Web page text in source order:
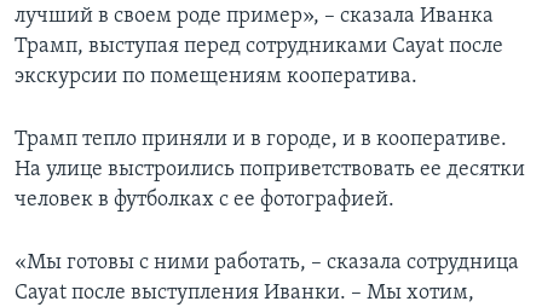
лучший в своем роде пример», – сказала Иванка
Трамп, выступая перед сотрудниками Cayat после
экскурсии по помещениям кооператива.
Трамп тепло приняли и в городе, и в кооперативе.
На улице выстроились поприветствовать ее десятки
человек в футболках с ее фотографией.
«Мы готовы с ними работать, – сказала сотрудница
Cayat после выступления Иванки. – Мы хотим,